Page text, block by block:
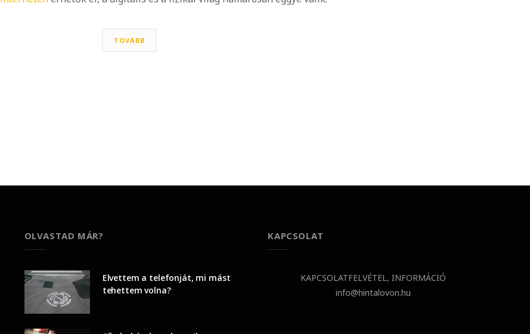
TOVÁBB
OLVASTAD MÁR?
Elvettem a telefonját, mi mást
tehettem volna?
KAPCSOLAT
KAPCSOLATFELVÉTEL, INFORMÁCIÓ
info@hintalovon.hu